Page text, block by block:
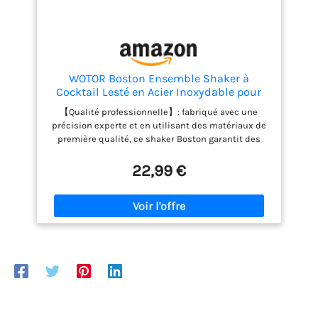
WOTOR Boston Ensemble Shaker à
Cocktail Lesté en Acier Inoxydable pour
Barman 530 ml et 830 ml, Shaker à
Martini en Métal, Outils de Bar
Professionnels (Argenté)
【Qualité professionnelle】: fabriqué avec une
précision experte et en utilisant des matériaux de
première qualité, ce shaker Boston garantit des
mixologiques qui impressionneront même les
barmen et les amateurs de cocktails les plus
exigeants. 【Construction en deux pièces】: conçu
avec une construction méticuleuse en deux pièces,
cet ensemble shaker Boston comprend une grande
préférés. 【Anti-fuite et sans couture】: grâce à un
22,99 €